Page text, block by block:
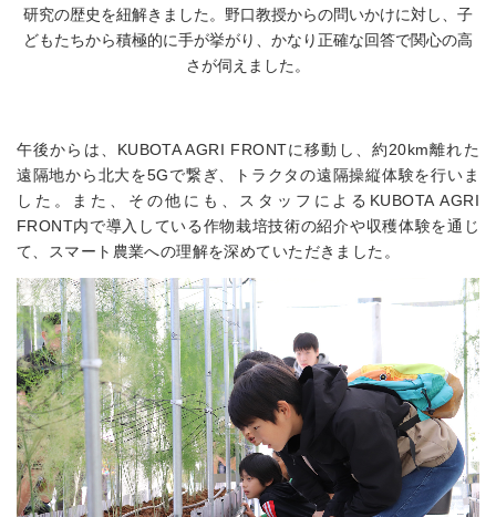
研究の歴史を紐解きました。野口教授からの問いかけに対し、子
どもたちから積極的に手が挙がり、かなり正確な回答で関心の高
さが伺えました。
午後からは、KUBOTA AGRI FRONTに移動し、約20km離れた
遠隔地から北大を5Gで繋ぎ、トラクタの遠隔操縦体験を行いま
した。また、その他にも、スタッフによるKUBOTA AGRI
FRONT内で導入している作物栽培技術の紹介や収穫体験を通じ
て、スマート農業への理解を深めていただきました。